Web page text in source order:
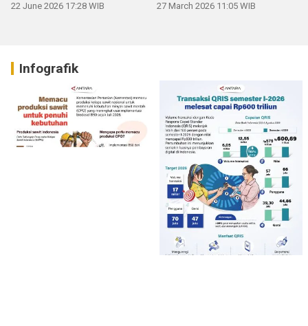
22 June 2026 17:28 WIB 27 March 2026 11:05 WIB
Infografik